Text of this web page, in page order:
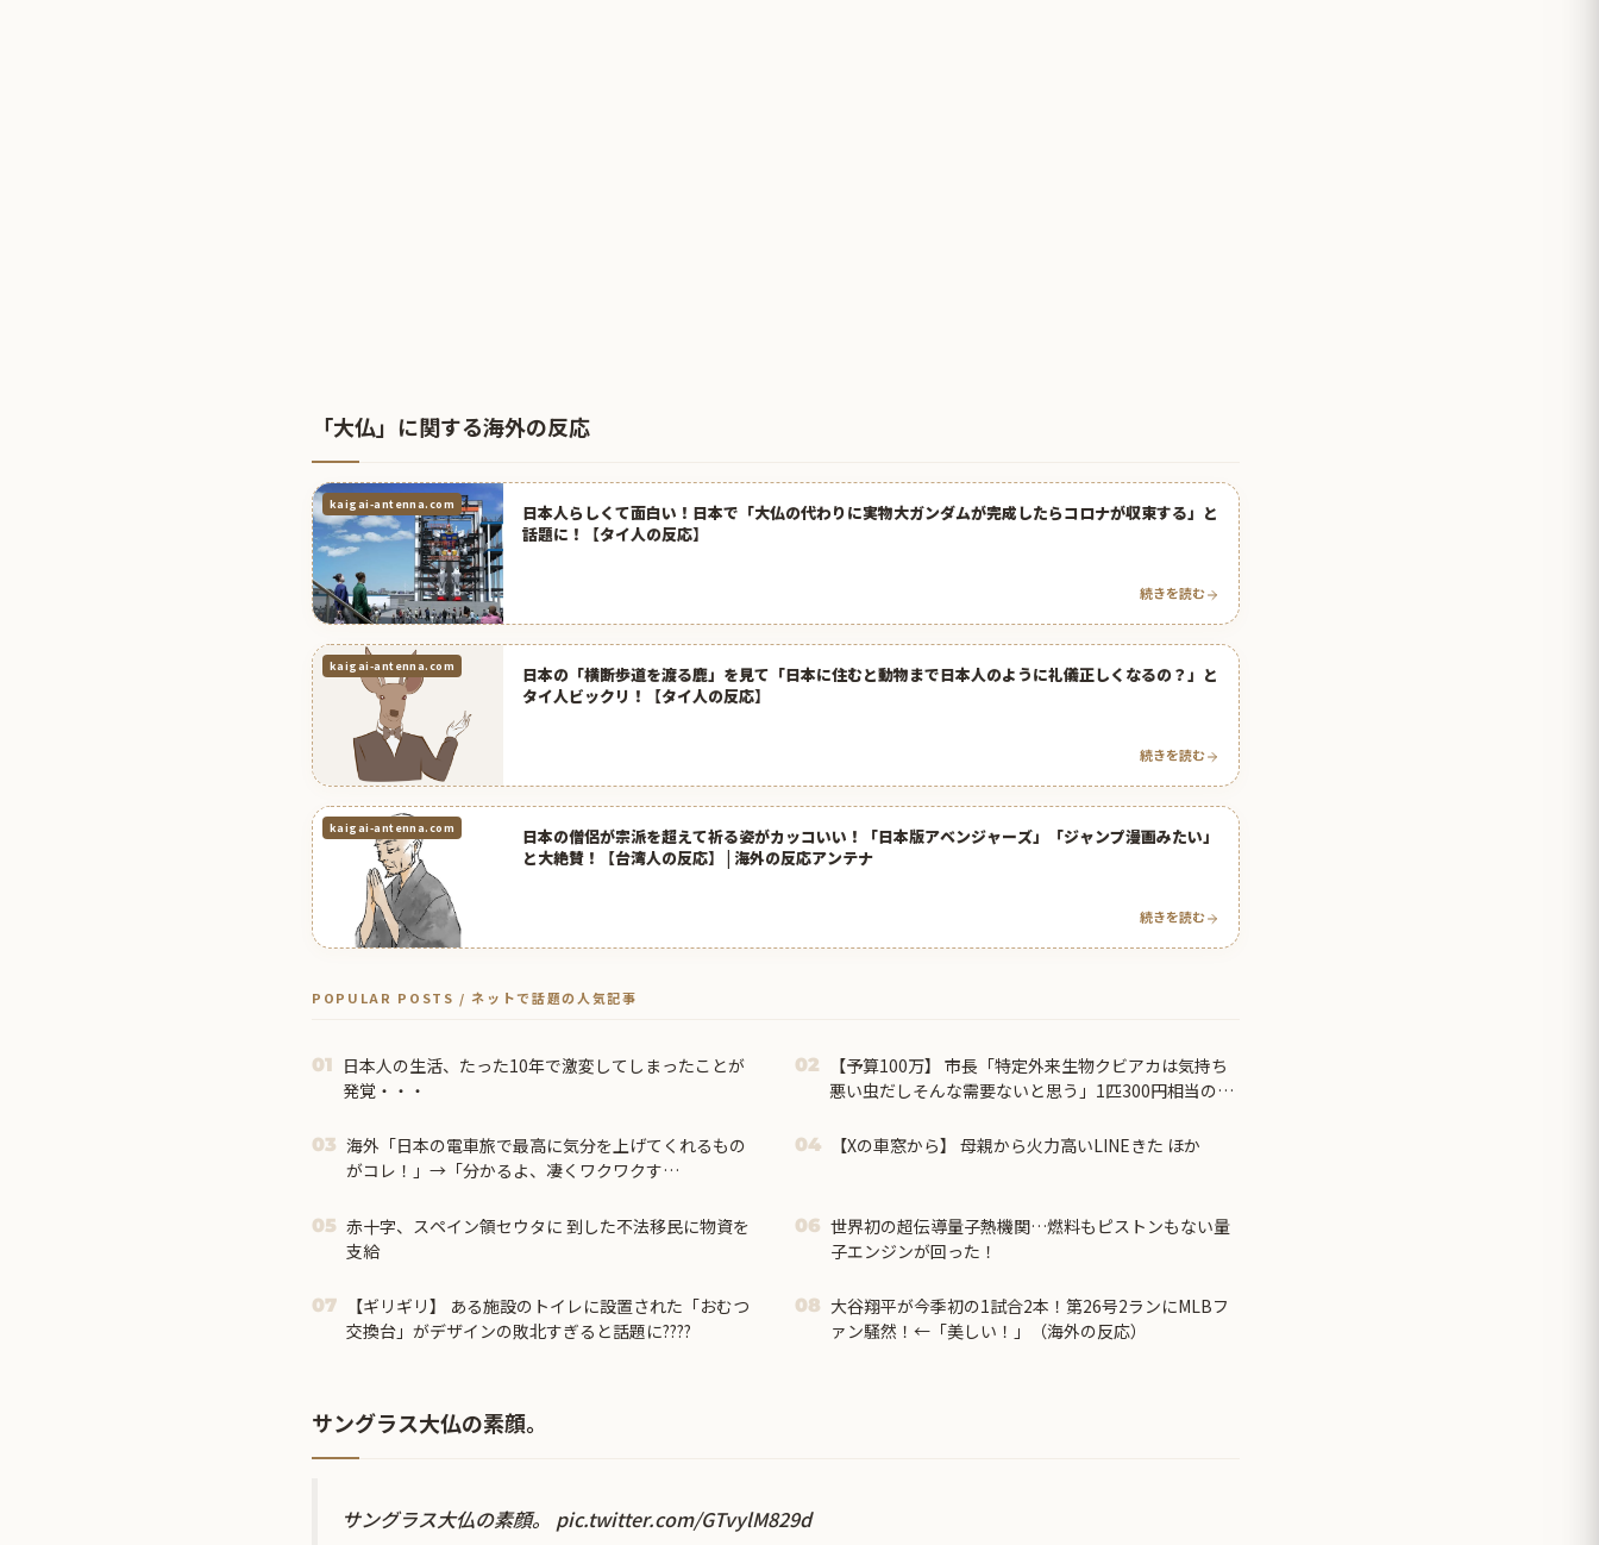
「大仏」に関する海外の反応
kaigai-antenna.com
日本人らしくて面白い！日本で「大仏の代わりに実物大ガンダムが完成したらコロナが収束する」と
話題に！【タイ人の反応】
続きを読む
kaigai-antenna.com
日本の「横断歩道を渡る鹿」を見て「日本に住むと動物まで日本人のように礼儀正しくなるの？」と
タイ人ビックリ！【タイ人の反応】
続きを読む
kaigai-antenna.com
日本の僧侶が宗派を超えて祈る姿がカッコいい！「日本版アベンジャーズ」「ジャンプ漫画みたい」
と大絶賛！【台湾人の反応】 | 海外の反応アンテナ
続きを読む
POPULAR POSTS / ネットで話題の人気記事
01
日本人の生活、たった10年で激変してしまったことが
発覚・・・
02
【予算100万】 市長「特定外来生物クビアカは気持ち
悪い虫だしそんな需要ないと思う」1匹300円相当の報
03 海外「日本の電車旅で最高に気分を上げてくれるもの
がコレ！」→「分かるよ、凄くワクワクす
04 【Xの車窓から】 母親から火力高いLINEきた ほか
05 赤十字、スペイン領セウタに 到した不法移民に物資を
支給
06 世界初の超伝導量子熱機関…燃料もピストンもない量
子エンジンが回った！
07
【ギリギリ】 ある施設のトイレに設置された「おむつ
交換台」がデザインの敗北すぎると話題に????
08 大谷翔平が今季初の1試合2本！第26号2ランにMLBフ
ァン騒然！←「美しい！」（海外の反応）
サングラス大仏の素顔。
サングラス大仏の素顔。 pic.twitter.com/GTvylM829d